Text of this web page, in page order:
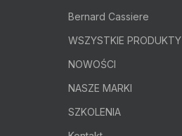
Bernard Cassiere
WSZYSTKIE PRODUKTY
NOWOŚCI
NASZE MARKI
SZKOLENIA